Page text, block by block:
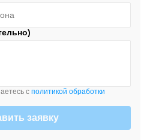
заявку
с политикой обработки